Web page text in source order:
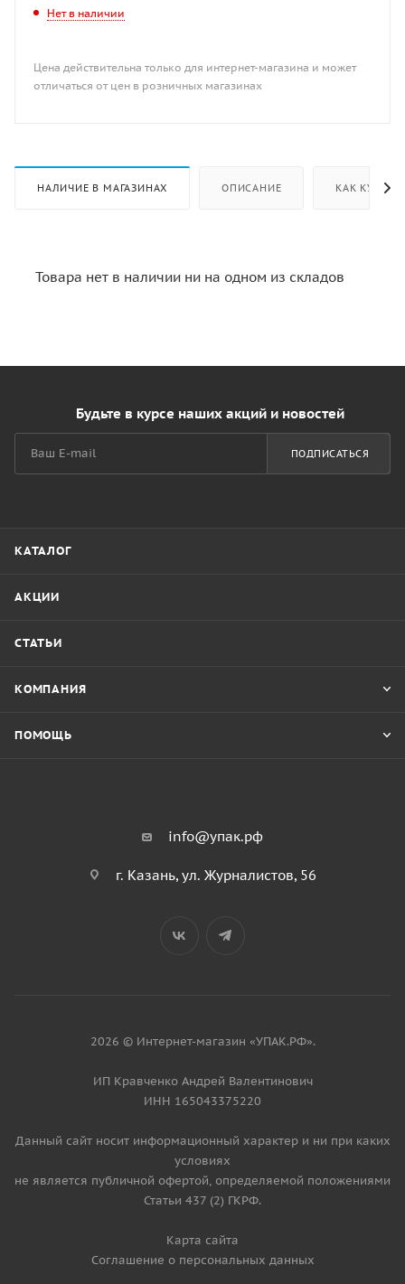
Нет в наличии
Цена действительна только для интернет-магазина и может
отличаться от цен в розничных магазинах
НАЛИЧИЕ В МАГАЗИНАХ ОПИСАНИЕ КАК КУПИТЬ
Товара нет в наличии ни на одном из складов
Будьте в курсе наших акций и новостей
ПОДПИСАТЬСЯ
КАТАЛОГ
АКЦИИ
СТАТЬИ
КОМПАНИЯ
ПОМОЩЬ
info@упак.рф
г. Казань, ул. Журналистов, 56
2026 © Интернет-магазин «УПАК.РФ».
ИП Кравченко Андрей Валентинович
ИНН 165043375220
Данный сайт носит информационный характер и ни при каких
условиях
не является публичной офертой, определяемой положениями
Статьи 437 (2) ГКРФ.
Карта сайта
Соглашение о персональных данных